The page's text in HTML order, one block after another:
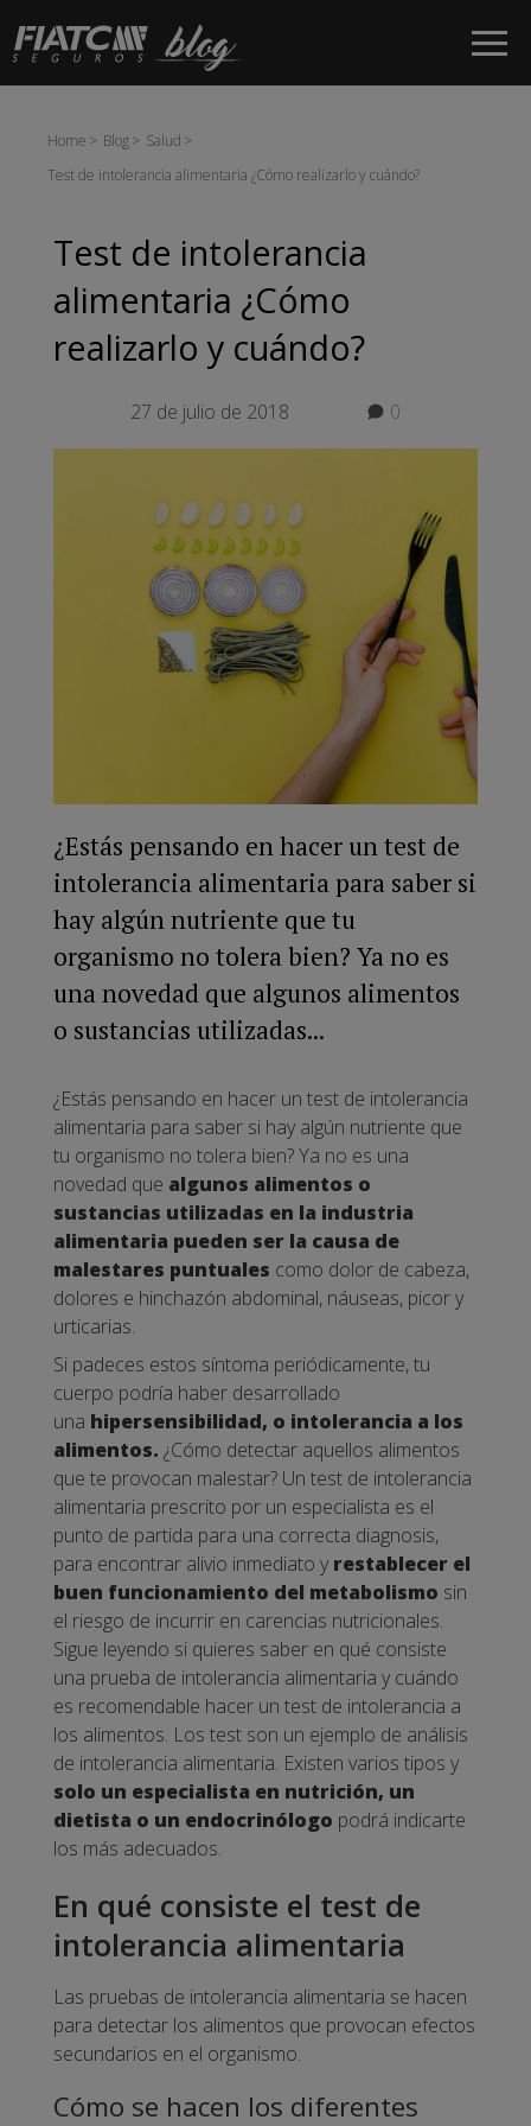
Saltar al contenido principal
Home Blog
Salud
Test de intolerancia alimentaria ¿Cómo realizarlo y cuándo?
Test de intolerancia
alimentaria ¿Cómo
realizarlo y cuándo?
27 de julio de 2018 0
¿Estás pensando en hacer un test de
intolerancia alimentaria para saber si
hay algún nutriente que tu
organismo no tolera bien? Ya no es
una novedad que algunos alimentos
o sustancias utilizadas...
¿Estás pensando en hacer un test de intolerancia
alimentaria para saber si hay algún nutriente que
tu organismo no tolera bien? Ya no es una
novedad que algunos alimentos o
sustancias utilizadas en la industria
alimentaria pueden ser la causa de
malestares puntuales como dolor de cabeza,
dolores e hinchazón abdominal, náuseas, picor y
urticarias.
Si padeces estos síntoma periódicamente, tu
cuerpo podría haber desarrollado
una hipersensibilidad, o intolerancia a los
alimentos. ¿Cómo detectar aquellos alimentos
que te provocan malestar? Un test de intolerancia
alimentaria prescrito por un especialista es el
punto de partida para una correcta diagnosis,
para encontrar alivio inmediato y restablecer el
buen funcionamiento del metabolismo sin
el riesgo de incurrir en carencias nutricionales.
Sigue leyendo si quieres saber en qué consiste
una prueba de intolerancia alimentaria y cuándo
es recomendable hacer un test de intolerancia a
los alimentos. Los test son un ejemplo de análisis
de intolerancia alimentaria. Existen varios tipos y
solo un especialista en nutrición, un
dietista o un endocrinólogo podrá indicarte
los más adecuados.
En qué consiste el test de
intolerancia alimentaria
Las pruebas de intolerancia alimentaria se hacen
para detectar los alimentos que provocan efectos
secundarios en el organismo.
Cómo se hacen los diferentes